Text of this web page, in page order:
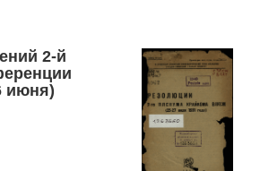
2-й
июня)